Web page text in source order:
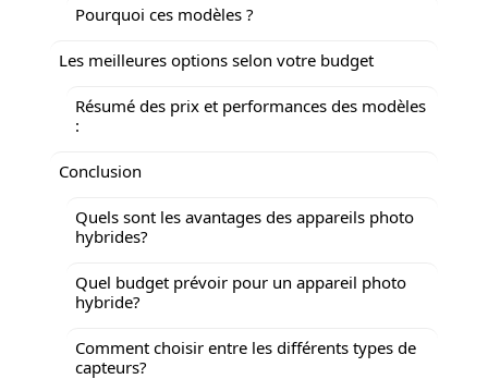
Pourquoi ces modèles ?
Les meilleures options selon votre budget
Résumé des prix et performances des modèles
:
Conclusion
Quels sont les avantages des appareils photo
hybrides?
Quel budget prévoir pour un appareil photo
hybride?
Comment choisir entre les différents types de
capteurs?